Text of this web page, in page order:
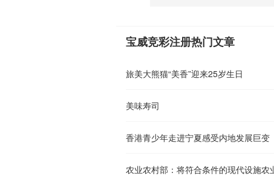
宝威竞彩注册热门文章
旅美大熊猫“美香”迎来25岁生日
美味寿司
香港青少年走进宁夏感受内地发展巨变